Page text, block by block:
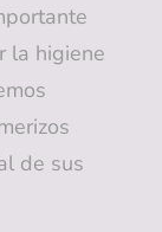
la higiene
de sus